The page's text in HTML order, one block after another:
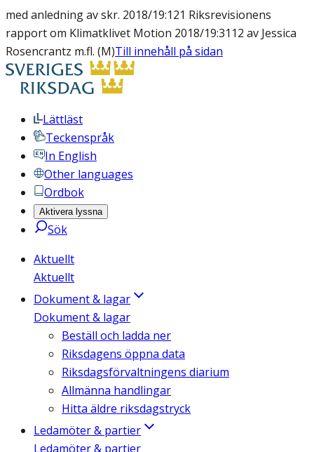
med anledning av skr. 2018/19:121 Riksrevisionens
rapport om Klimatklivet Motion 2018/19:3112 av Jessica
Rosencrantz m.fl. (M)Till innehåll på sidan
Lättläst
Teckenspråk
In English
Other languages
Ordbok
Aktivera lyssna
Sök
Aktuellt
Aktuellt
Dokument & lagar
Dokument & lagar
Beställ och ladda ner
Riksdagens öppna data
Riksdagsförvaltningens diarium
Allmänna handlingar
Hitta äldre riksdagstryck
Ledamöter & partier
Ledamöter & partier